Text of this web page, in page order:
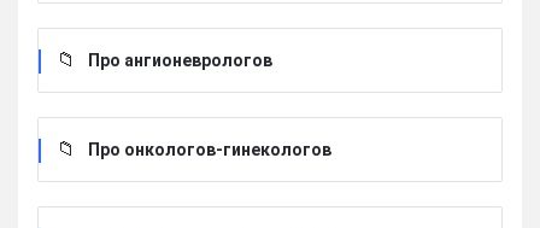
Про ангионеврологов
Про онкологов-гинекологов